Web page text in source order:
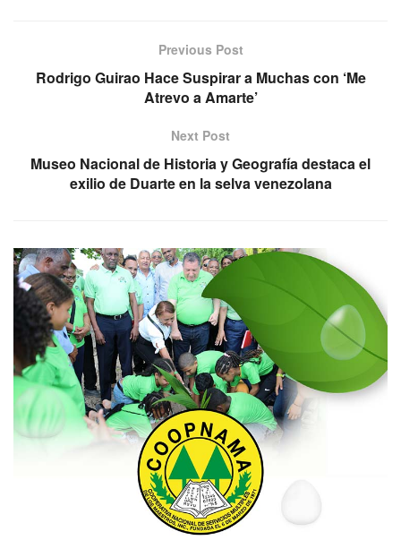
Previous Post
Rodrigo Guirao Hace Suspirar a Muchas con ‘Me
Atrevo a Amarte’
Next Post
Museo Nacional de Historia y Geografía destaca el
exilio de Duarte en la selva venezolana